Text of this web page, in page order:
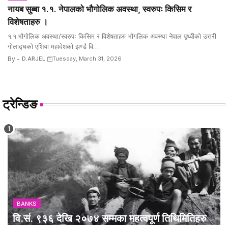
नायब सुब्बा १.१. नेपालको भौगोलिक अवस्था, स्वरुपः किसिम र
विशेषताहरु ।
१.१.भौगोलिक अवस्था/स्वरुपः किसिम र विशेषताहरु भौगलिक अवस्था नेपाल पृथ्वीको उत्तरी
गोलाद्र्धको एशिया महादेशको झण्डै वि…
By - D.ARJEL Tuesday, March 31, 2026
ट्रेन्डिङ
BANKS
वि.सं. ९३६ देखि २०७४ सम्मका महत्वपूर्ण तिथिमितिहरु